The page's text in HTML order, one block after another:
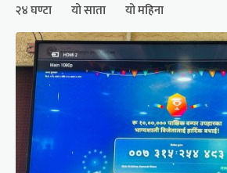
२४ घण्टा यो साता यो महिना